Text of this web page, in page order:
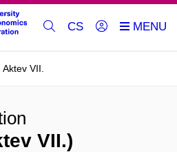
CS
Aktev VII.
VII.)